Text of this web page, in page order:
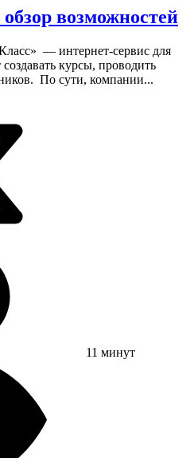
возможностей
— интернет-сервис для
курсы, проводить
По сути, компании...
11 минут